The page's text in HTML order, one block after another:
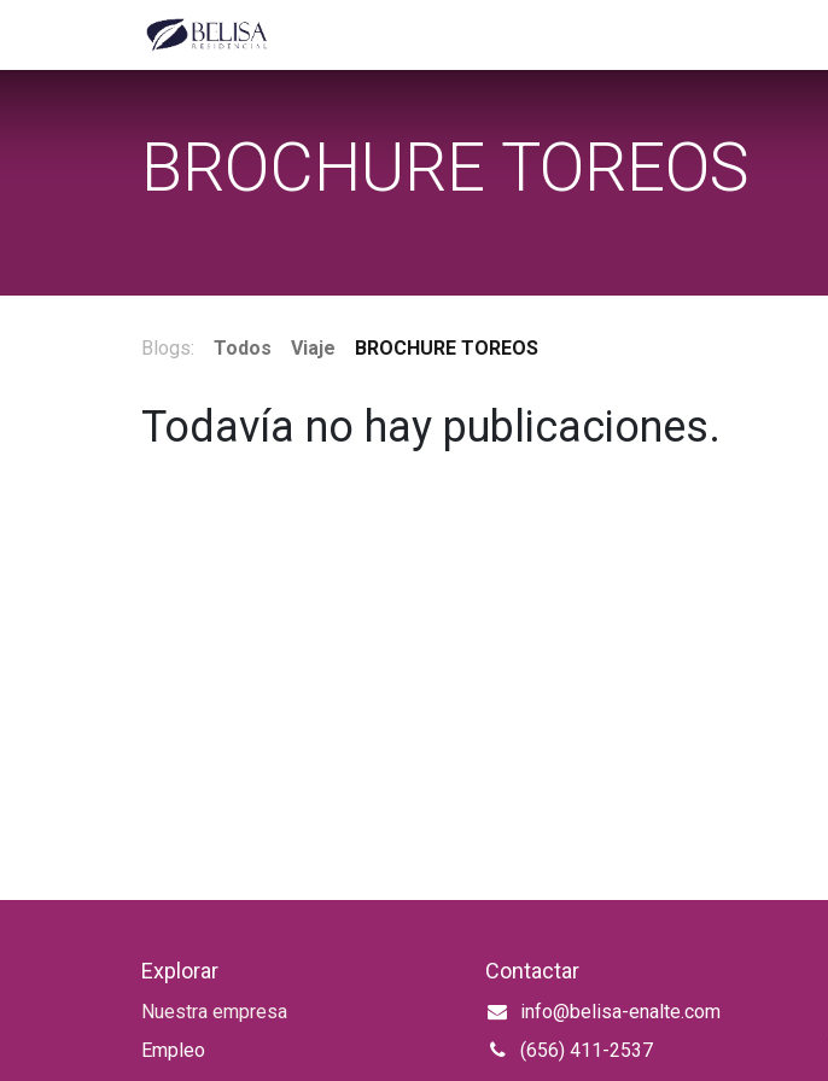
BROCHURE TOREOS
Blogs: Todos Viaje BROCHURE TOREOS
Todavía no hay publicaciones.
Explorar
Nuestra empresa
Empleo
Contactar
info@belisa-enalte.com
(656) 411-2537